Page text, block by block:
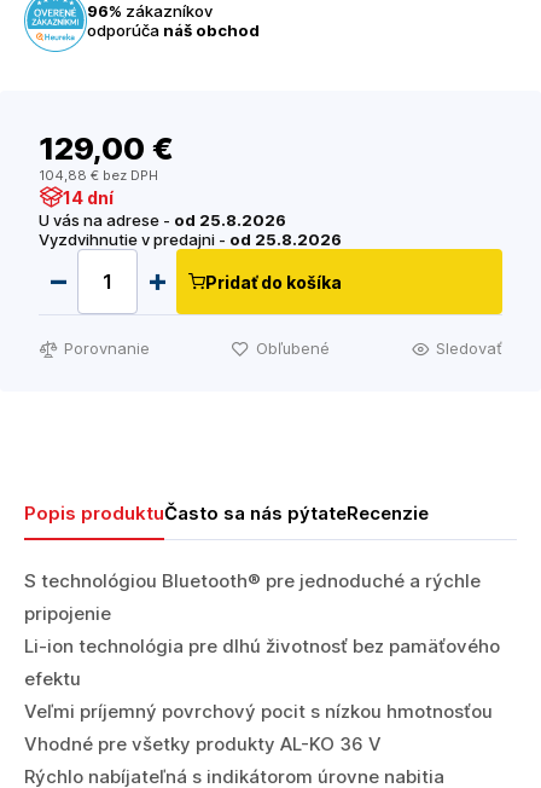
96% zákazníkov
odporúča náš obchod
129,00 €
104,88 € bez DPH
14 dní
U vás na adrese - od 25.8.2026
Vyzdvihnutie v predajni - od 25.8.2026
Pridať do košíka
Porovnanie Obľubené Sledovať
Popis produktuČasto sa nás pýtateRecenzie
S technológiou Bluetooth® pre jednoduché a rýchle
pripojenie
Li-ion technológia pre dlhú životnosť bez pamäťového
efektu
Veľmi príjemný povrchový pocit s nízkou hmotnosťou
Vhodné pre všetky produkty AL-KO 36 V
Rýchlo nabíjateľná s indikátorom úrovne nabitia